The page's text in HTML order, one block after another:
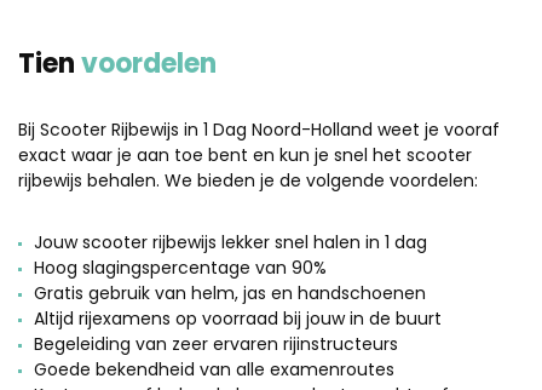
Tienvoordelen
Bij Scooter Rijbewijs in 1 Dag Noord-Holland weet je vooraf
exact waar je aan toe bent en kun je snel het scooter
rijbewijs behalen. We bieden je de volgende voordelen:
Jouw scooter rijbewijs lekker snel halen in 1 dag
Hoog slagingspercentage van 90%
Gratis gebruik van helm, jas en handschoenen
Altijd rijexamens op voorraad bij jouw in de buurt
Begeleiding van zeer ervaren rijinstructeurs
Goede bekendheid van alle examenroutes